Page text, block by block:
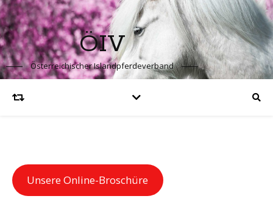
ÖIV
Österreichischer Islandpferdeverband
Unsere Online-Broschüre